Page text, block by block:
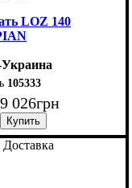
LOZ 140
105333
9 026грн